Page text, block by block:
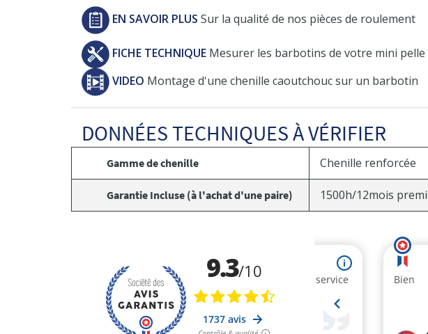
EN SAVOIR PLUS Sur la qualité de nos pièces de roulement
FICHE TECHNIQUE Mesurer les barbotins de votre mini pelle
VIDEO Montage d'une chenille caoutchouc sur un barbotin
DONNÉES TECHNIQUES À VÉRIFIER
Gamme de chenille Chenille renforcée
Garantie Incluse (à l'achat d'une paire) 1500h/12mois